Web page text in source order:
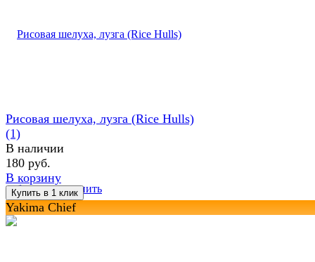
избранное сравнить
Рисовая шелуха, лузга (Rice Hulls)
(1)
В наличии
180 руб.
В корзину
Yakima Chief